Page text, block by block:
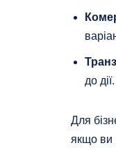
до дії.
Для
якщо ви